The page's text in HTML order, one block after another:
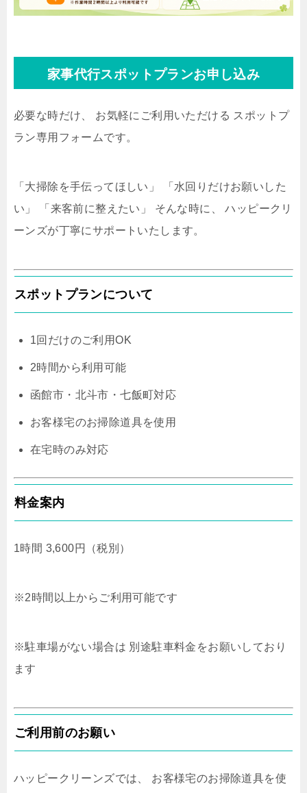
家事代行スポットプランお申し込み
必要な時だけ、 お気軽にご利用いただける スポットプ
ラン専用フォームです。
「大掃除を手伝ってほしい」 「水回りだけお願いした
い」 「来客前に整えたい」 そんな時に、 ハッピークリ
ーンズが丁寧にサポートいたします。
スポットプランについて
1回だけのご利用OK
2時間から利用可能
函館市・北斗市・七飯町対応
お客様宅のお掃除道具を使用
在宅時のみ対応
料金案内
1時間 3,600円（税別）
※2時間以上からご利用可能です
※駐車場がない場合は 別途駐車料金をお願いしており
ます
ご利用前のお願い
ハッピークリーンズでは、 お客様宅のお掃除道具を使